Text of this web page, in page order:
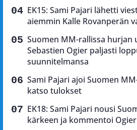
EK15: Sami Pajari lähetti
aiemmin Kalle Rovanperän
Suomen MM-rallissa hurjan
Sebastien Ogier paljasti
suunnitelmansa
Sami Pajari ajoi Suomen
katso tulokset
EK18: Sami Pajari nousi
kärkeen ja kommentoi